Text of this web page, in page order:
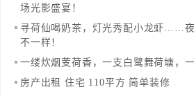
场光影盛宴！
寻荷仙喝奶茶，灯光秀配小龙虾……
不一样！
一缕炊烟芰荷香，一支白鹭舞荷塘，
房产出租 住宅 110平方 简单装修